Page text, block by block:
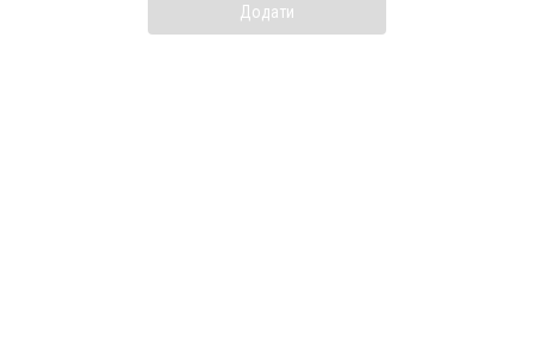
Додати